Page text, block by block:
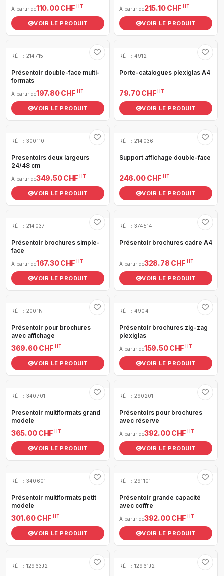
À partir de110.00 CHF HT
VOIR LE PRODUIT
À partir de215.10 CHF HT
VOIR LE PRODUIT
RÉF : 214715
Présentoir double-face multi-
formats
À partir de197.80 CHF HT
VOIR LE PRODUIT
RÉF : 4912
Porte-catalogues plexiglas A4
79.70 CHF HT
VOIR LE PRODUIT
RÉF : 300110
Presentoirs deux largeurs
24/48 cm
À partir de349.50 CHF HT
VOIR LE PRODUIT
RÉF : 214036
Support affichage double-face
246.00 CHF HT
VOIR LE PRODUIT
RÉF : 214037
Présentoir brochures simple-
face
À partir de167.30 CHF HT
VOIR LE PRODUIT
RÉF : 374514
Présentoir brochures cadre A4
À partir de328.78 CHF HT
VOIR LE PRODUIT
RÉF : 2001N
Présentoir pour brochures
avec affichage
369.60 CHF HT
VOIR LE PRODUIT
RÉF : 4904
Présentoir brochures zig-zag
plexiglas
À partir de159.50 CHF HT
VOIR LE PRODUIT
RÉF : 340701
Presentoir multiformats grand
modele
365.00 CHF HT
VOIR LE PRODUIT
RÉF : 290201
Présentoirs pour brochures
avec réserve
À partir de392.00 CHF HT
VOIR LE PRODUIT
RÉF : 340601
Présentoir multiformats petit
modele
301.60 CHF HT
VOIR LE PRODUIT
RÉF : 291101
Présentoir grande capacité
avec coffre
À partir de392.00 CHF HT
VOIR LE PRODUIT
RÉF : 12963J2 RÉF : 12961J2